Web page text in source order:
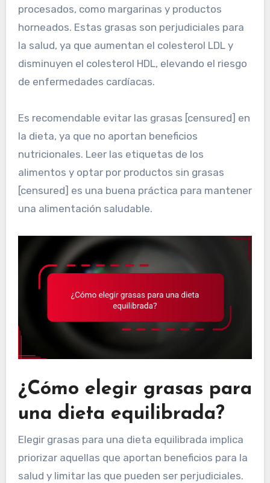
procesados, como margarinas y productos
horneados. Estas grasas son perjudiciales para
la salud, ya que aumentan el colesterol LDL y
disminuyen el colesterol HDL, elevando el riesgo
de enfermedades cardíacas.
Es recomendable evitar las grasas [censured] en
la dieta, ya que no aportan beneficios
nutricionales. Leer las etiquetas de los
alimentos y optar por productos sin grasas
[censured] es una buena práctica para mantener
una alimentación saludable.
¿Cómo elegir grasas para
una dieta equilibrada?
Elegir grasas para una dieta equilibrada implica
priorizar aquellas que aportan beneficios para la
salud y limitar las que pueden ser perjudiciales.